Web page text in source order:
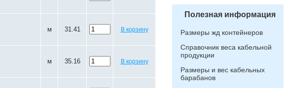
м 31.41 В корзину
м 35.16 В корзину
Полезная информация
Размеры жд контейнеров
Справочник веса кабельной
продукции
Размеры и вес кабельных
барабанов